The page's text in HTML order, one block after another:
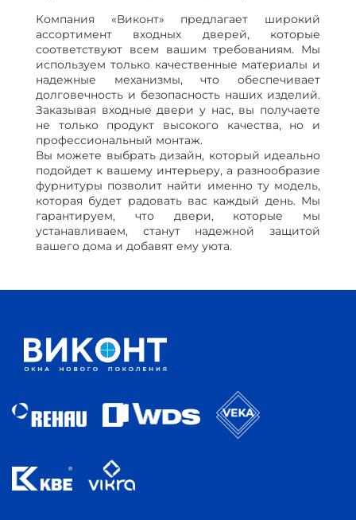
Компания «Виконт» предлагает широкий
ассортимент входных дверей, которые
соответствуют всем вашим требованиям. Мы
используем только качественные материалы и
надежные механизмы, что обеспечивает
долговечность и безопасность наших изделий.
Заказывая входные двери у нас, вы получаете
не только продукт высокого качества, но и
профессиональный монтаж.
Вы можете выбрать дизайн, который идеально
подойдет к вашему интерьеру, а разнообразие
фурнитуры позволит найти именно ту модель,
которая будет радовать вас каждый день. Мы
гарантируем, что двери, которые мы
устанавливаем, станут надежной защитой
вашего дома и добавят ему уюта.